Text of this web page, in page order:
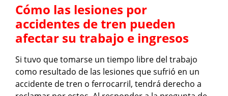
Cómo las lesiones por
accidentes de tren pueden
afectar su trabajo e ingresos
Si tuvo que tomarse un tiempo libre del trabajo
como resultado de las lesiones que sufrió en un
accidente de tren o ferrocarril, tendrá derecho a